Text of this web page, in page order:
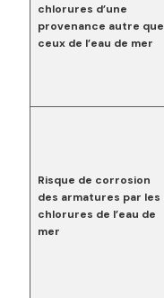
chlorures d’une
provenance autre que
ceux de l’eau de mer
Risque de corrosion
des armatures par les
chlorures de l’eau de
mer